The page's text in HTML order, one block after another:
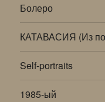
Болеро
КАТАВАСИЯ (Из
Self-portraits
1985-ый